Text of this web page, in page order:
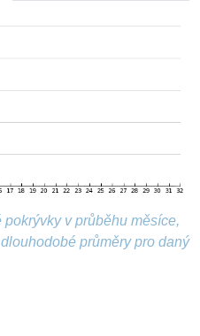
v průběhu měsíce,
průměry pro daný